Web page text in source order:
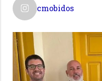
cmobidos